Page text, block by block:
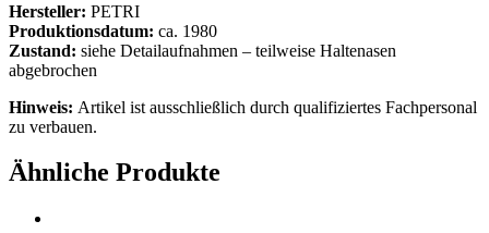
Hersteller: PETRI
Produktionsdatum: ca. 1980
Zustand: siehe Detailaufnahmen – teilweise Haltenasen
abgebrochen
Hinweis: Artikel ist ausschließlich durch qualifiziertes Fachpersonal
zu verbauen.
Ähnliche Produkte